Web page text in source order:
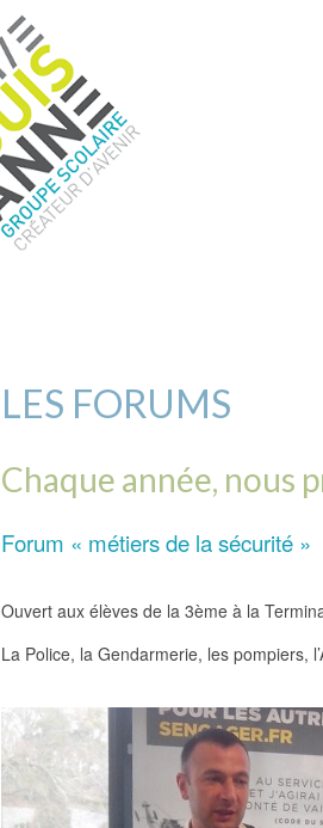
LES FORUMS
Chaque année, nous
Forum « métiers de la sécurité »
Ouvert aux élèves de la 3ème à la
La Police, la Gendarmerie, les pompiers,